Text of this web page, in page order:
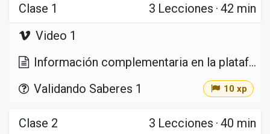
Clase 1 3 Lecciones · 42 min
Video 1
Información complementaria en la plataforma
Validando Saberes 1
10 xp
Clase 2 3 Lecciones · 40 min